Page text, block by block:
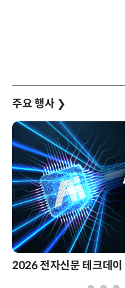
주요 행사 ❯
2026 전자신문 테크데이